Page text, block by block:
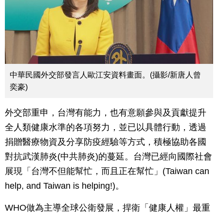
中華民國外交部發言人歐江安資料畫面。(攝影/新唐人曾
奕豪)
外交部重申，台灣有能力，也有意願參與及貢獻提升
全人類健康水準的各項努力，並已以具體行動，透過
捐贈醫療物資及分享防疫經驗等方式，積極協助各國
對抗武漢肺炎(中共肺炎)的蔓延。台灣已經向國際社會
展現「台灣不但能幫忙，而且正在幫忙」(Taiwan can
help, and Taiwan is helping!)。
WHO做為主導全球公衛發展，捍衛「健康人權」最重